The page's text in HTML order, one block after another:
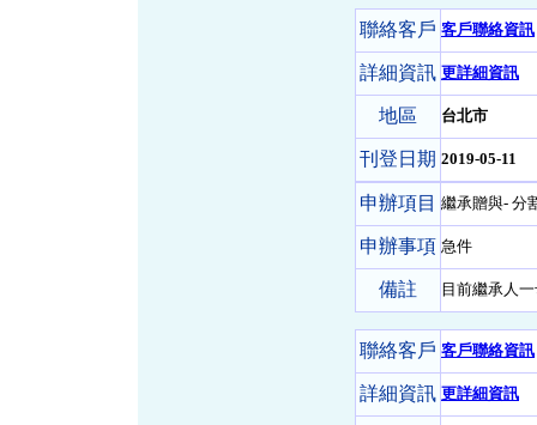
聯絡客戶 客戶聯絡資訊
詳細資訊 更詳細資訊
地區 台北市
刊登日期 2019-05-11
申辦項目 繼承贈與- 分
申辦事項 急件
備註 目前繼承人
聯絡客戶 客戶聯絡資訊
詳細資訊 更詳細資訊